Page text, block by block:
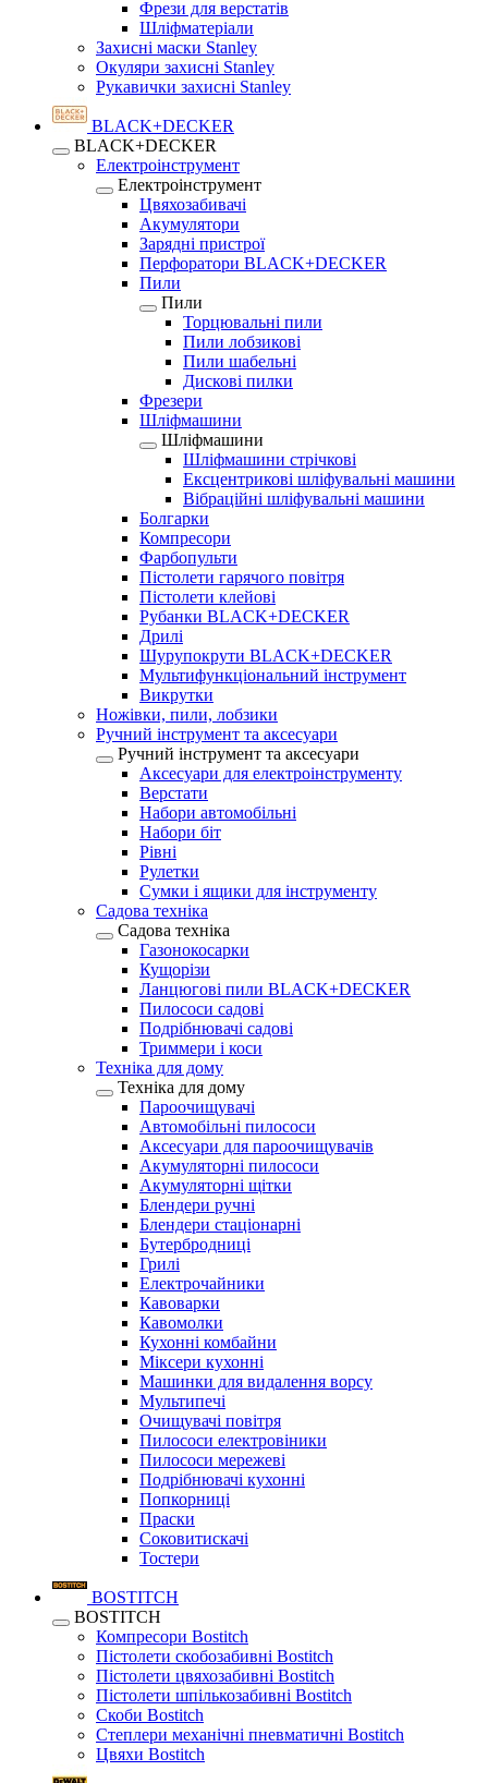
Фрези для верстатів
Шліфматеріали
Захисні маски Stanley
Окуляри захисні Stanley
Рукавички захисні Stanley
BLACK+DECKER
BLACK+DECKER
Електроінструмент
Електроінструмент
Цвяхозабивачі
Акумулятори
Зарядні пристрої
Перфоратори BLACK+DECKER
Пили
Пили
Торцювальні пили
Пили лобзикові
Пили шабельні
Дискові пилки
Фрезери
Шліфмашини
Шліфмашини
Шліфмашини стрічкові
Ексцентрикові шліфувальні машини
Вібраційні шліфувальні машини
Болгарки
Компресори
Фарбопульти
Пістолети гарячого повітря
Пістолети клейові
Рубанки BLACK+DECKER
Дрилі
Шурупокрути BLACK+DECKER
Мультифункціональний інструмент
Викрутки
Ножівки, пили, лобзики
Ручний інструмент та аксесуари
Ручний інструмент та аксесуари
Аксесуари для електроінструменту
Верстати
Набори автомобільні
Набори біт
Рівні
Рулетки
Сумки і ящики для інструменту
Садова техніка
Садова техніка
Газонокосарки
Кущорізи
Ланцюгові пили BLACK+DECKER
Пилососи садові
Подрібнювачі садові
Триммери і коси
Техніка для дому
Техніка для дому
Пароочищувачі
Автомобільні пилососи
Аксесуари для пароочищувачів
Акумуляторні пилососи
Акумуляторні щітки
Блендери ручні
Блендери стаціонарні
Бутербродниці
Грилі
Електрочайники
Кавоварки
Кавомолки
Кухонні комбайни
Міксери кухонні
Машинки для видалення ворсу
Мультипечі
Очищувачі повітря
Пилососи електровіники
Пилососи мережеві
Подрібнювачі кухонні
Попкорниці
Праски
Соковитискачі
Тостери
BOSTITCH
BOSTITCH
Компресори Bostitch
Пістолети скобозабивні Bostitch
Пістолети цвяхозабивні Bostitch
Пістолети шпількозабивні Bostitch
Скоби Bostitch
Степлери механічні пневматичні Bostitch
Цвяхи Bostitch